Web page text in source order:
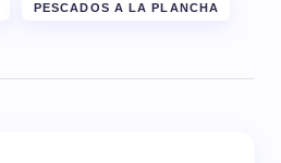
PESCADOS A LA PLANCHA